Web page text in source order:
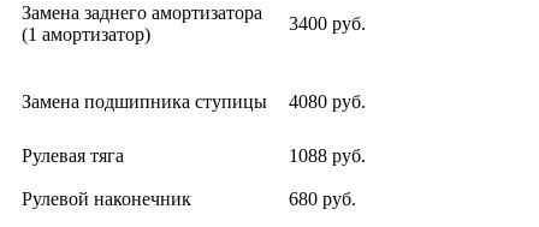
Замена заднего амортизатора
(1 амортизатор)
3400 руб.
Замена подшипника ступицы 4080 руб.
Рулевая тяга 1088 руб.
Рулевой наконечник 680 руб.